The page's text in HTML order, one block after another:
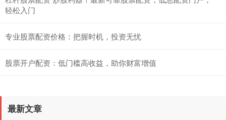
轻松入门
专业股票配资价格：把握时机，投资无忧
股票开户配资：低门槛高收益，助你财富增值
最新文章